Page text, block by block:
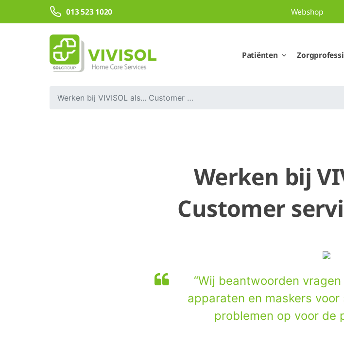
Overslaan en naar hoofdinhoud gaan
013 523 1020 Webshop
Patiënten
Werken bij VIVISOL als... Customer service specialist
Werken bij
Customer
“Wij beantwoorden
apparaten en maskers
problemen op voor de